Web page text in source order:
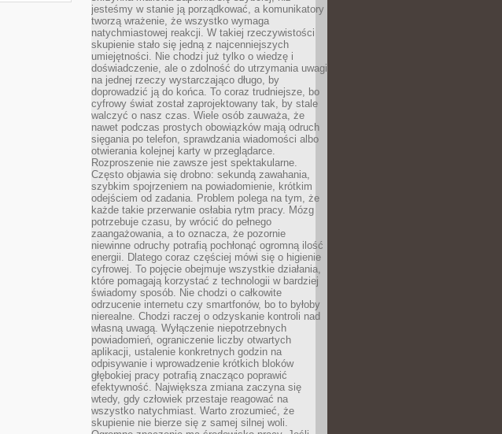
jesteśmy w stanie ją porządkować, a komunikatory
tworzą wrażenie, że wszystko wymaga
natychmiastowej reakcji. W takiej rzeczywistości
skupienie stało się jedną z najcenniejszych
umiejętności. Nie chodzi już tylko o wiedzę i
doświadczenie, ale o zdolność do utrzymania uwagi
na jednej rzeczy wystarczająco długo, by
doprowadzić ją do końca. To coraz trudniejsze, bo
cyfrowy świat został zaprojektowany tak, by stale
walczyć o nasz czas. Wiele osób zauważa, że
nawet podczas prostych obowiązków mają odruch
sięgania po telefon, sprawdzania wiadomości albo
otwierania kolejnej karty w przeglądarce.
Rozproszenie nie zawsze jest spektakularne.
Często objawia się drobno: sekundą zawahania,
szybkim spojrzeniem na powiadomienie, krótkim
odejściem od zadania. Problem polega na tym, że
każde takie przerwanie osłabia rytm pracy. Mózg
potrzebuje czasu, by wrócić do pełnego
zaangażowania, a to oznacza, że pozornie
niewinne odruchy potrafią pochłonąć ogromną ilość
energii. Dlatego coraz częściej mówi się o higienie
cyfrowej. To pojęcie obejmuje wszystkie działania,
które pomagają korzystać z technologii w bardziej
świadomy sposób. Nie chodzi o całkowite
odrzucenie internetu czy smartfonów, bo to byłoby
nierealne. Chodzi raczej o odzyskanie kontroli nad
własną uwagą. Wyłączenie niepotrzebnych
powiadomień, ograniczenie liczby otwartych
aplikacji, ustalenie konkretnych godzin na
odpisywanie i wprowadzenie krótkich bloków
głębokiej pracy potrafią znacząco poprawić
efektywność. Największa zmiana zaczyna się
wtedy, gdy człowiek przestaje reagować na
wszystko natychmiast. Warto zrozumieć, że
skupienie nie bierze się z samej silnej woli.